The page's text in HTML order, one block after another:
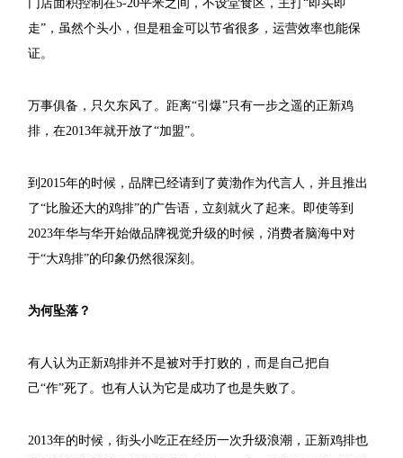
门店面积控制在5-20平米之间，不设堂食区，主打“即买即
走”，虽然个头小，但是租金可以节省很多，运营效率也能保
证。
万事俱备，只欠东风了。距离“引爆”只有一步之遥的正新鸡
排，在2013年就开放了“加盟”。
到2015年的时候，品牌已经请到了黄渤作为代言人，并且推出
了“比脸还大的鸡排”的广告语，立刻就火了起来。即使等到
2023年华与华开始做品牌视觉升级的时候，消费者脑海中对
于“大鸡排”的印象仍然很深刻。
为何坠落？
有人认为正新鸡排并不是被对手打败的，而是自己把自
己“作”死了。也有人认为它是成功了也是失败了。
2013年的时候，街头小吃正在经历一次升级浪潮，正新鸡排也